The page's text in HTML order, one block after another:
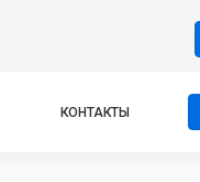
КОНТАКТЫ